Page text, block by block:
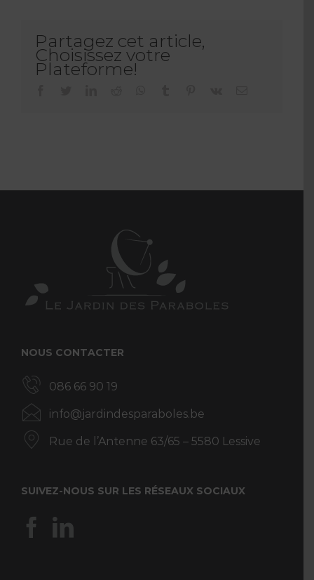
Partagez cet article,
Choisissez votre
Plateforme!
NOUS CONTACTER
086 66 90 19
info@jardindesparaboles.be
Rue de l’Antenne 63/65 – 5580 Lessive
SUIVEZ-NOUS SUR LES RÉSEAUX SOCIAUX